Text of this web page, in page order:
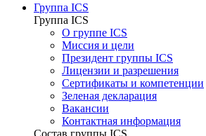
Группа ICS
Группа ICS
О группе ICS
Миссия и цели
Президент группы ICS
Лицензии и разрешения
Сертификаты и компетенции
Зеленая декларация
Вакансии
Контактная информация
Состав группы ICS